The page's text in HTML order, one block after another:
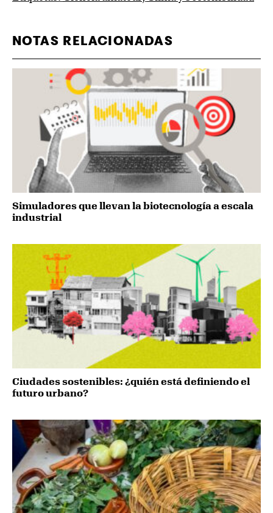
NOTAS RELACIONADAS
Simuladores que llevan la biotecnología a escala
industrial
Ciudades sostenibles: ¿quién está definiendo el
futuro urbano?